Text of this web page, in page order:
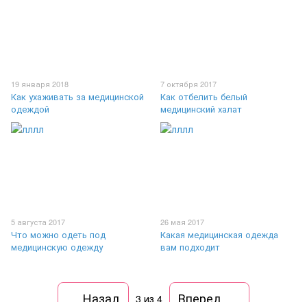
19 января 2018
Как ухаживать за медицинской
одеждой
7 октября 2017
Как отбелить белый
медицинский халат
5 августа 2017
Что можно одеть под
медицинскую одежду
26 мая 2017
Какая медицинская одежда
вам подходит
Назад 3 из 4 Вперед